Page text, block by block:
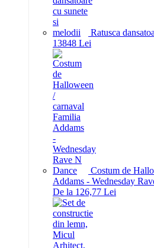
Ratusca
13848 Lei
Costum de
Addams - Wednesday
De la 126,77 Lei